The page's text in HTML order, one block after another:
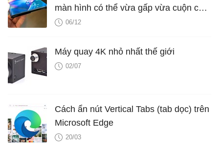
màn hình có thể vừa gấp vừa cuộn cực
“xịn”06/12
Máy quay 4K nhỏ nhất thế giới
02/07
Cách ẩn nút Vertical Tabs (tab dọc) trên
Microsoft Edge
20/03